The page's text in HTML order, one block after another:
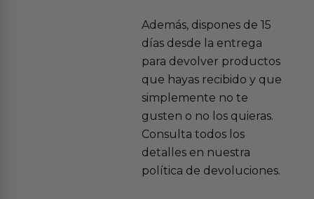
Además, dispones de 15
días desde la entrega
para devolver productos
que hayas recibido y que
simplemente no te
gusten o no los quieras.
Consulta todos los
detalles en nuestra
política de devoluciones.